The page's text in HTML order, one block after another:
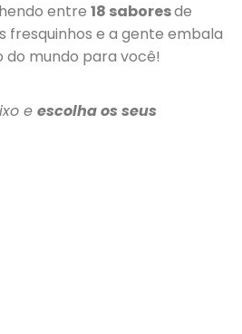
entre 18 saboresde
fresquinhos e a gente embala
mundo para você!
e escolha os seus